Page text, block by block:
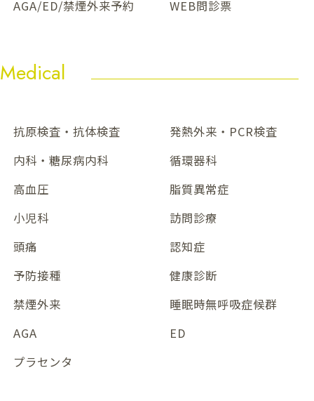
AGA/ED/禁煙外来予約
WEB問診票
Medical
抗原検査・抗体検査
発熱外来・PCR検査
内科・糖尿病内科
循環器科
高血圧
脂質異常症
小児科
訪問診療
頭痛
認知症
予防接種
健康診断
禁煙外来
睡眠時無呼吸症候群
AGA
ED
プラセンタ